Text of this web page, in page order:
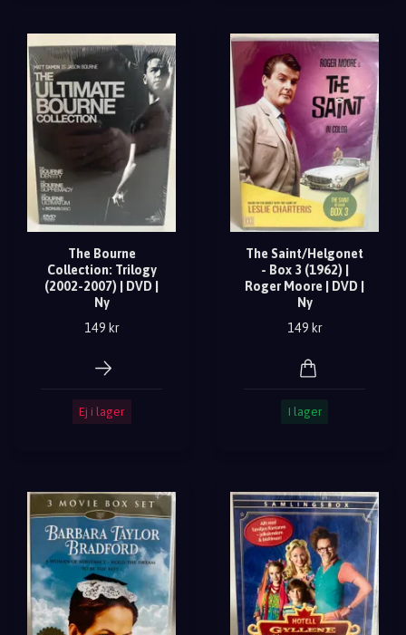
The Bourne
Collection: Trilogy
(2002-2007) | DVD |
Ny
149 kr
Ej i lager
The Saint/Helgonet
- Box 3 (1962) |
Roger Moore | DVD |
Ny
149 kr
I lager